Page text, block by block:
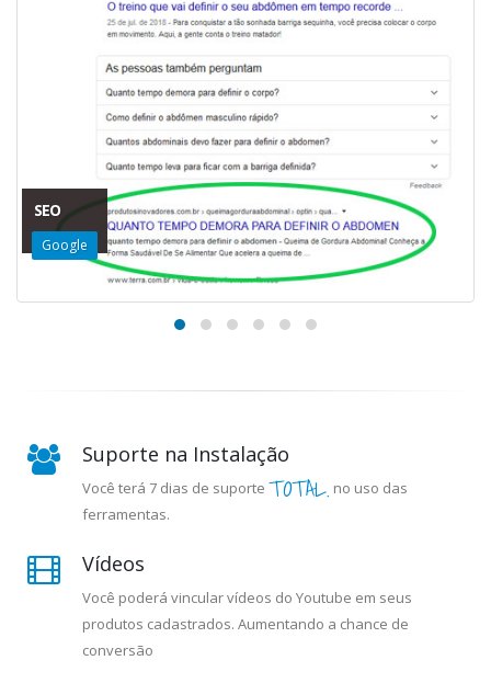
SEO
Google
Suporte na Instalação
Você terá 7 dias de suporte TOTAL. no uso das
ferramentas.
Vídeos
Você poderá vincular vídeos do Youtube em seus
produtos cadastrados. Aumentando a chance de
conversão